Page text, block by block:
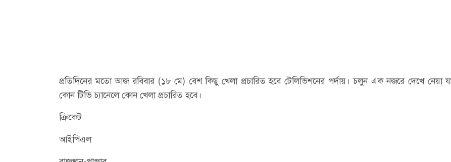
প্রতিদিনের মতো আজ রবিবার (১৮ মে) বেশ কিছু খেলা প্রচারিত হবে টেলিভিশনের পর্দায়। চলুন এক নজরে দেখে
কোন টিভি চ্যানেলে কোন খেলা প্রচারিত হবে।
ক্রিকেট
আইপিএল